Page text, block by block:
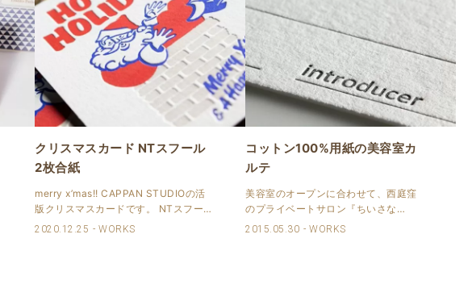
クリスマスカード NTスフール
2枚合紙
merry x’mas!! CAPPAN STUDIOの活
版クリスマスカードです。 NTスフー
ルを2枚合紙して印刷しました。 活版
2020.12.25 WORKS
コットン100%用紙の美容室カ
ルテ
美容室のオープンに合わせて、西庭窪
のプライベートサロン『ちいさな
maison』のオーナーさまより、活版の
2015.05.30 WORKS